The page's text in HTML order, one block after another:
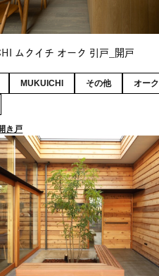
ムクイチ オーク 引戸_開戸
MUKUICHI その他 オーク
き戸